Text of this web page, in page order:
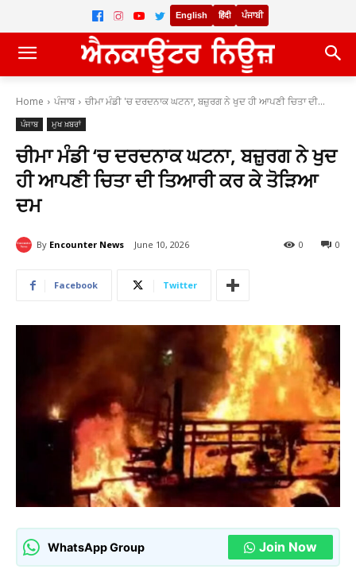
English हिंदी ਪੰਜਾਬੀ
Home ਪੰਜਾਬ ਚੀਮਾ ਮੰਡੀ 'ਚ ਦਰਦਨਾਕ ਘਟਨਾ, ਬਜ਼ੁਰਗ ਨੇ ਖੁਦ ਹੀ ਆਪਣੀ ਚਿਤਾ ਦੀ...
ਪੰਜਾਬ ਮੁਖ ਖ਼ਬਰਾਂ
ਚੀਮਾ ਮੰਡੀ ‘ਚ ਦਰਦਨਾਕ ਘਟਨਾ, ਬਜ਼ੁਰਗ ਨੇ ਖੁਦ
ਹੀ ਆਪਣੀ ਚਿਤਾ ਦੀ ਤਿਆਰੀ ਕਰ ਕੇ ਤੋੜਿਆ
ਦਮ
By Encounter News June 10, 2026 0
0
Facebook Twitter
WhatsApp Group Join Now